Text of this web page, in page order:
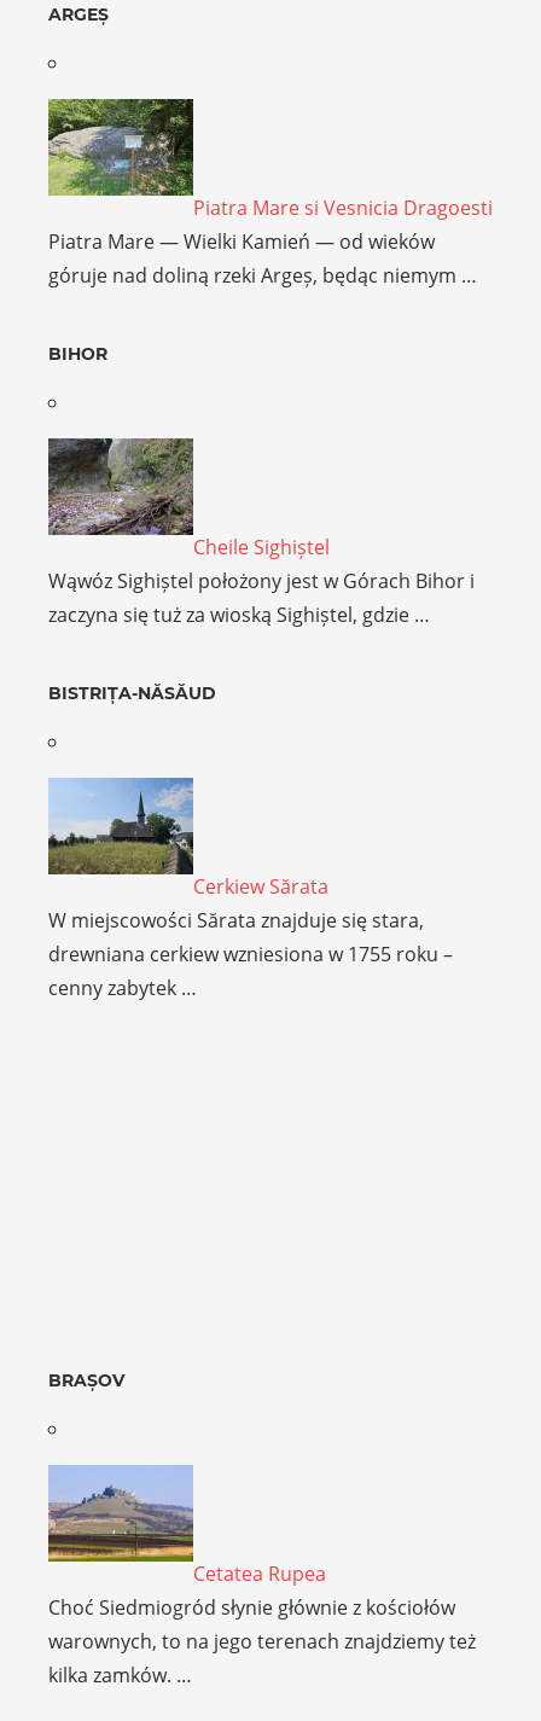
ARGEȘ
Piatra Mare si Vesnicia Dragoesti
Piatra Mare — Wielki Kamień — od wieków
góruje nad doliną rzeki Argeș, będąc niemym …
BIHOR
Cheile Sighiștel
Wąwóz Sighiștel położony jest w Górach Bihor i
zaczyna się tuż za wioską Sighiștel, gdzie …
BISTRIȚA-NĂSĂUD
Cerkiew Sărata
W miejscowości Sărata znajduje się stara,
drewniana cerkiew wzniesiona w 1755 roku –
cenny zabytek …
BRAȘOV
Cetatea Rupea
Choć Siedmiogród słynie głównie z kościołów
warownych, to na jego terenach znajdziemy też
kilka zamków. …